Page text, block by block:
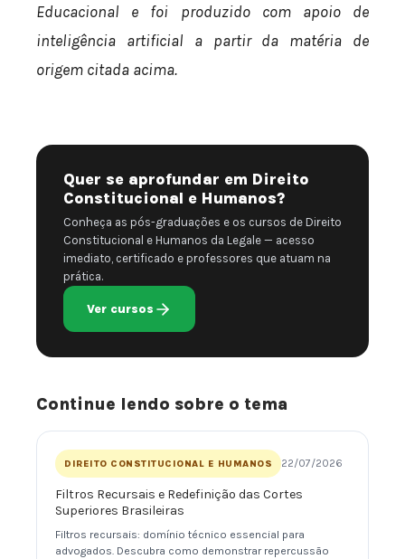
Educacional e foi produzido com apoio de
inteligência artificial a partir da matéria de
origem citada acima.
Quer se aprofundar em Direito
Constitucional e Humanos?
Conheça as pós-graduações e os cursos de Direito
Constitucional e Humanos da Legale — acesso
imediato, certificado e professores que atuam na
prática.
Ver cursos
Continue lendo sobre o tema
DIREITO CONSTITUCIONAL E HUMANOS 22/07/2026
Filtros Recursais e Redefinição das Cortes
Superiores Brasileiras
Filtros recursais: domínio técnico essencial para
advogados. Descubra como demonstrar repercussão